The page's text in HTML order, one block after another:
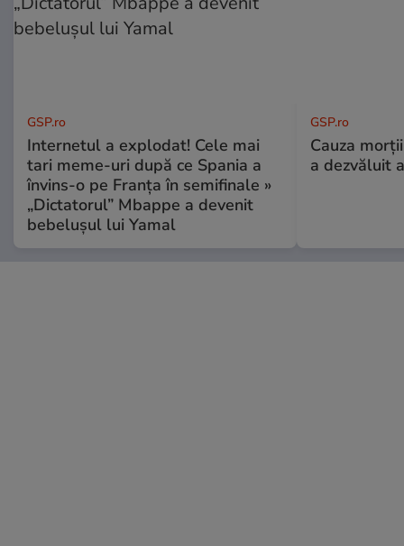
GSP.ro
Internetul a explodat! Cele mai
tari meme-uri după ce Spania a
învins-o pe Franța în semifinale »
„Dictatorul” Mbappe a devenit
bebelușul lui Yamal
GSP.ro
Cauza
a dezvăluit